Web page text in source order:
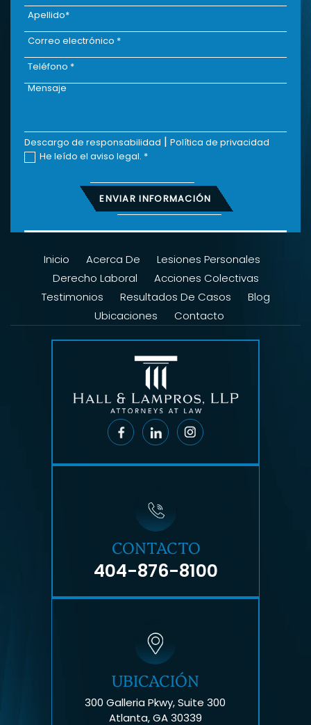
Descargo de responsabilidad | Política de privacidad
He leído el aviso legal. *
Inicio Acerca De
Lesiones Personales
Derecho Laboral
Acciones Colectivas
Testimonios
Resultados De Casos
Blog
Ubicaciones
Contacto
CONTACTO
404-876-8100
UBICACIÓN
300 Galleria Pkwy, Suite 300
Atlanta, GA 30339